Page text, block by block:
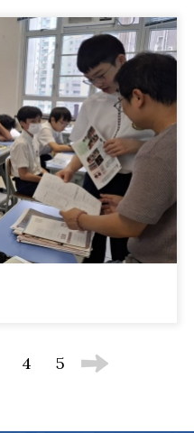
4 5